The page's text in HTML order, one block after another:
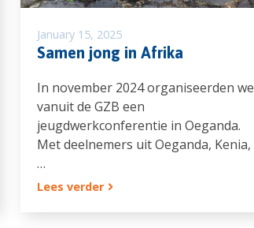
January 15, 2025
Samen jong in Afrika
In november 2024 organiseerden we
vanuit de GZB een
jeugdwerkconferentie in Oeganda.
Met deelnemers uit Oeganda, Kenia,
…
Lees verder